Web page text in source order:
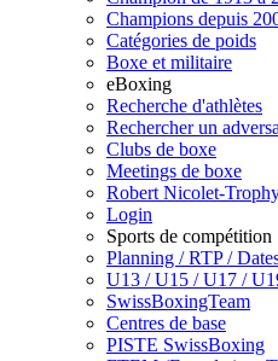
Champions depuis
Catégories de poids
Boxe et militaire
eBoxing
Recherche d'athlètes
Rechercher un
Clubs de boxe
Meetings de boxe
Robert Nicolet-
Login
Sports de compétition
Planning / RTP /
U13 / U15 / U17 /
SwissBoxingTeam
Centres de base
PISTE SwissBoxing